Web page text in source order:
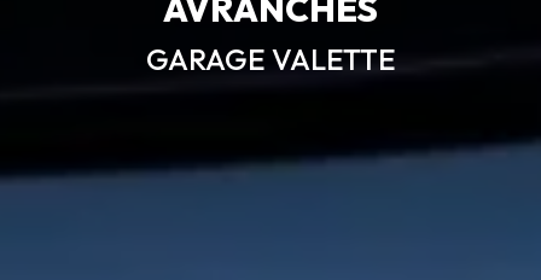
GARAGE VALETTE